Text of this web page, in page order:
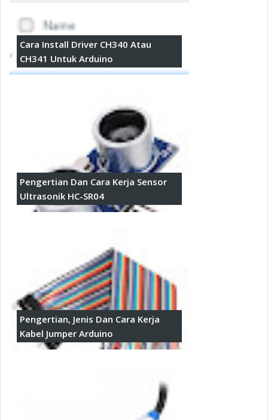
Cara Install Driver CH340 Atau
CH341 Untuk Arduino
Pengertian Dan Cara Kerja Sensor
Ultrasonik HC-SR04
Pengertian, Jenis Dan Cara Kerja
Kabel Jumper Arduino